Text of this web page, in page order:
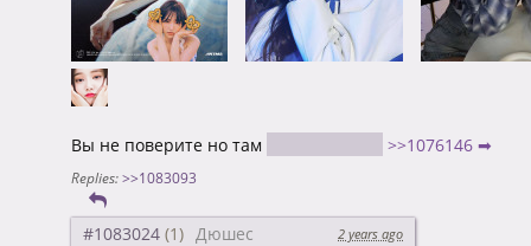
Вы не поверите но там >>1076146 ➡
Replies: >>1083093
#1083024 Дюшес 2 years ago